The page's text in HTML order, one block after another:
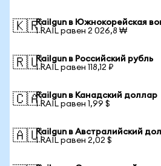
🇰🇷Railgun в Южнокорейская
1 RAIL равен 2 026,8 ₩
🇷🇺Railgun в Российский рубль
1 RAIL равен 118,12 ₽
🇨🇦Railgun в Канадский доллар
1 RAIL равен 1,99 $
🇦🇺Railgun в Австралийский
1 RAIL равен 2,02 $